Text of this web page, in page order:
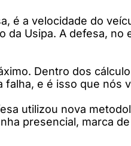
é a velocidade do
Usipa. A defesa,
Dentro dos
e é isso que
utilizou nova
presencial, marca